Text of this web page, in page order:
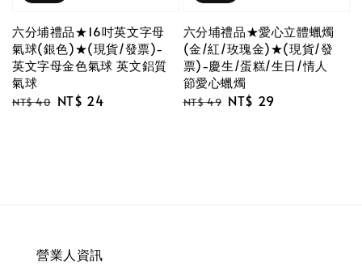
六分埔禮品★16吋英文字母
氣球(銀色)★(現貨/發票)-
英文字母金色氣球 英文鋁質
氣球
Regular
NT$ 40 Sale
NT$ 24
六分埔禮品★愛心立體蠟燭
(金/紅/玫瑰金)★(現貨/發
票)-慶生/蛋糕/生日/情人
節愛心蠟燭
Regular
NT$ 49 Sale
NT$ 29
營業人資訊